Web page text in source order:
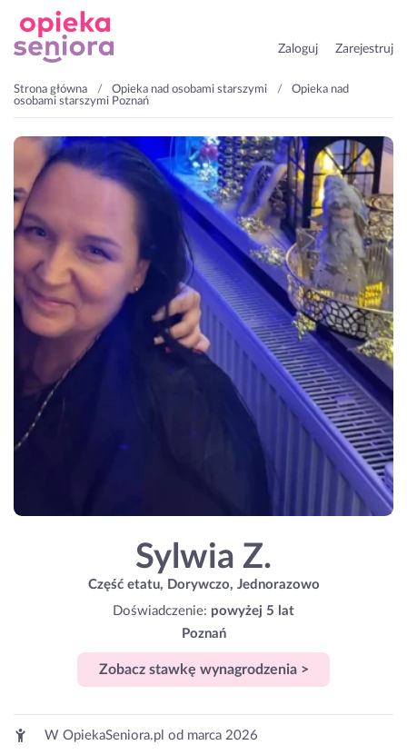
Zaloguj Zarejestruj
Strona główna Opieka nad osobami starszymi
Opieka nad
osobami starszymi Poznań
Sylwia Z.
Część etatu, Dorywczo, Jednorazowo
Doświadczenie: powyżej 5 lat
Poznań
Zobacz stawkę wynagrodzenia >
W OpiekaSeniora.pl od marca 2026